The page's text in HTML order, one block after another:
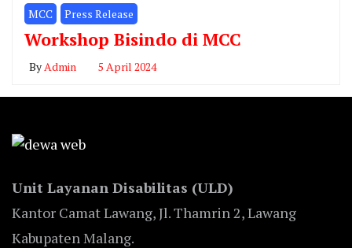
MCC Press Release
Workshop Bisindo di MCC
By Admin 5 April 2024
Unit Layanan Disabilitas (ULD)
Kantor Camat Lawang, Jl. Thamrin 2, Lawang
Kabupaten Malang.